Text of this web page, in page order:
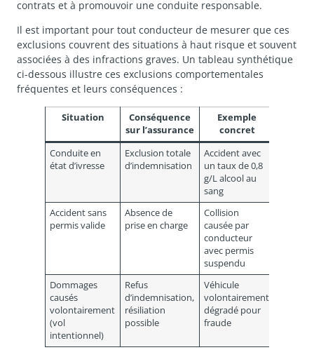
contrats et à promouvoir une conduite responsable.
Il est important pour tout conducteur de mesurer que ces
exclusions couvrent des situations à haut risque et souvent
associées à des infractions graves. Un tableau synthétique
ci-dessous illustre ces exclusions comportementales
fréquentes et leurs conséquences :
Situation
Conséquence
sur l’assurance
Exemple
concret
Conduite en
état d’ivresse
Exclusion totale
d’indemnisation
Accident avec
un taux de 0,8
g/L alcool au
sang
Accident sans
permis valide
Absence de
prise en charge
Collision
causée par
conducteur
avec permis
suspendu
Dommages
causés
volontairement
(vol
intentionnel)
Refus
d’indemnisation,
résiliation
possible
Véhicule
volontairement
dégradé pour
fraude